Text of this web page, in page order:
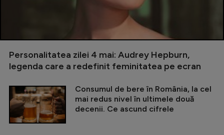
Personalitatea zilei 4 mai: Audrey Hepburn,
legenda care a redefinit feminitatea pe ecran
Consumul de bere în România, la cel
mai redus nivel în ultimele două
decenii. Ce ascund cifrele